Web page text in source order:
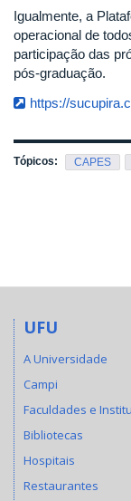
Igualmente, a
operacional de
participação das
pós-graduação.
https://
Tópicos: CAPES
UFU
A Universidade
Campi
Faculdades e
Bibliotecas
Hospitais
Restaurantes